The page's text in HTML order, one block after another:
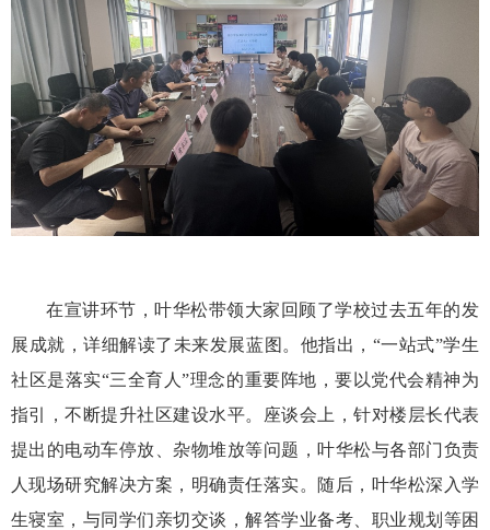
在宣讲环节，叶华松带领大家回顾了学校过去五年的发
展成就，详细解读了未来发展蓝图。他指出，“一站式”学生
社区是落实“三全育人”理念的重要阵地，要以党代会精神为
指引，不断提升社区建设水平。座谈会上，针对楼层长代表
提出的电动车停放、杂物堆放等问题，叶华松与各部门负责
人现场研究解决方案，明确责任落实。
随后，叶华松深入学
生寝室，与同学们亲切交谈，解答学业备考、职业规划等困